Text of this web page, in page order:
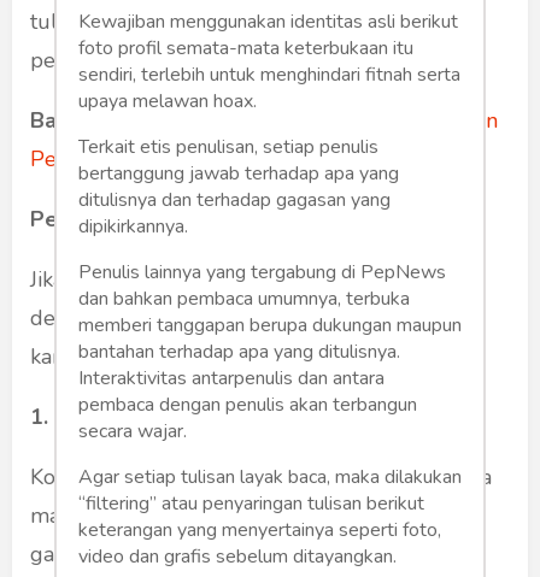
tulang belikat, dan tulang selangka semuanya
penting dalam tubuh.
Baca juga:
Ini 7 Penyebab Nyeri pada Bahu dan
Penanganannya
Penyebab Nyeri Pada Bahu
Jika area bahu Anda mulai mengalami nyeri
dengan gejala ringan hingga berat, bisa jadi
karena kondisi berikut:
1. Patah Tulang
Kondisi patah tulang dapat menyerang baik tua
maupun muda. Bedanya, biasanya penyebab
gangguan pada hari tua akibat jatuh dan
Kewajiban menggunakan identitas asli berikut
foto profil semata-mata keterbukaan itu
sendiri, terlebih untuk menghindari fitnah serta
upaya melawan hoax.
Terkait etis penulisan, setiap penulis
bertanggung jawab terhadap apa yang
ditulisnya dan terhadap gagasan yang
dipikirkannya.
Penulis lainnya yang tergabung di PepNews
dan bahkan pembaca umumnya, terbuka
memberi tanggapan berupa dukungan maupun
bantahan terhadap apa yang ditulisnya.
Interaktivitas antarpenulis dan antara
pembaca dengan penulis akan terbangun
secara wajar.
Agar setiap tulisan layak baca, maka dilakukan
“filtering” atau penyaringan tulisan berikut
keterangan yang menyertainya seperti foto,
video dan grafis sebelum ditayangkan.